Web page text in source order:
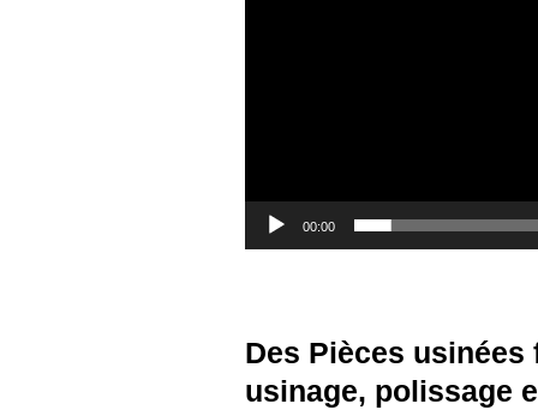
00:00
Des Pièces
usinage, polissage